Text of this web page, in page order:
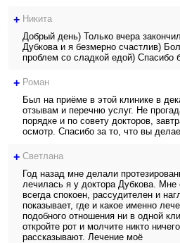
+ Никита
Добрый день) Только вчера
Дубкова и я безмерно счастлив)
проблем со сладкой едой) Спасибо
+ Роман
Был на приёме в этой клинике в
отзывам и перечню услуг. Не
порядке и по совету докторов,
осмотр. Спасибо за то, что вы
+ Светлана
Год назад мне делали
лечилась я у доктора Дубкова. Мне
всегда спокоен, рассудителен и
показывает, где и какое именно
подобного отношения ни в одной
откройте рот и молчите никто
рассказывают. Лечение моё